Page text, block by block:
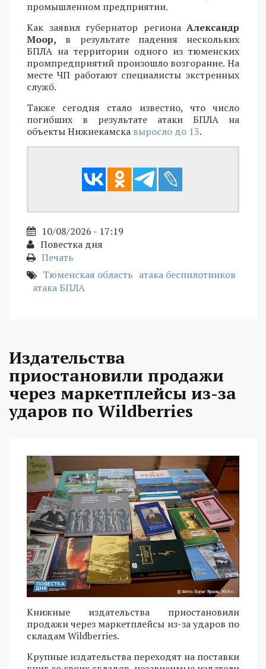
промышленном предприятии.
Как заявил губернатор региона Александр
Моор, в результате падения нескольких
БПЛА на территории одного из тюменских
промпредприятий произошло возгорание. На
месте ЧП работают специалисты экстренных
служб.
Также сегодня стало известно, что число
погибших в результате атаки БПЛА на
объекты Нижнекамска выросло до 13.
10/08/2026 - 17:19
Повестка дня
Печать
Тюменская область атака беспилотников
атака БПЛА
Издательства
приостановили продажи
через маркетплейсы из-за
ударов по Wildberries
Книжные издательства приостановили
продажи через маркетплейсы из-за ударов по
складам Wildberries.
Крупные издательства переходят на поставки